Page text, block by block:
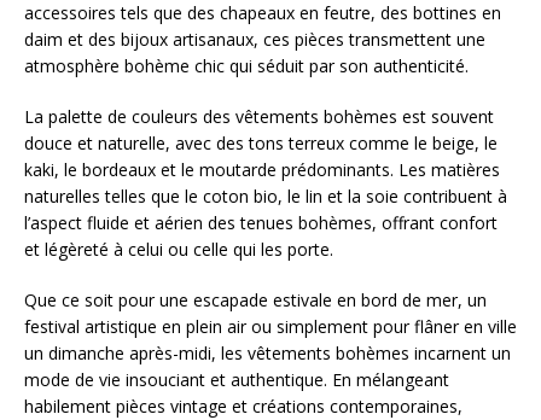
accessoires tels que des chapeaux en feutre, des bottines en
daim et des bijoux artisanaux, ces pièces transmettent une
atmosphère bohème chic qui séduit par son authenticité.
La palette de couleurs des vêtements bohèmes est souvent
douce et naturelle, avec des tons terreux comme le beige, le
kaki, le bordeaux et le moutarde prédominants. Les matières
naturelles telles que le coton bio, le lin et la soie contribuent à
l’aspect fluide et aérien des tenues bohèmes, offrant confort
et légèreté à celui ou celle qui les porte.
Que ce soit pour une escapade estivale en bord de mer, un
festival artistique en plein air ou simplement pour flâner en ville
un dimanche après-midi, les vêtements bohèmes incarnent un
mode de vie insouciant et authentique. En mélangeant
habilement pièces vintage et créations contemporaines,